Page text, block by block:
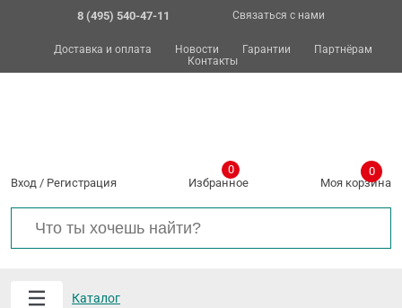
8 (495) 540-47-11 Связаться с нами
Доставка и оплата Новости Гарантии
Партнёрам
Контакты
Вход / Регистрация Избранное
0
Моя корзина
0
Каталог